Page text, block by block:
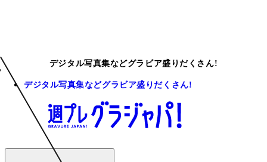
デジタル写真集などグラビア盛りだくさん!
デジタル写真集などグラビア盛りだくさん!